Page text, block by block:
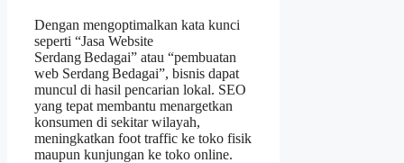
Dengan mengoptimalkan kata kunci
seperti “Jasa Website
Serdang Bedagai” atau “pembuatan
web Serdang Bedagai”, bisnis dapat
muncul di hasil pencarian lokal. SEO
yang tepat membantu menargetkan
konsumen di sekitar wilayah,
meningkatkan foot traffic ke toko fisik
maupun kunjungan ke toko online.